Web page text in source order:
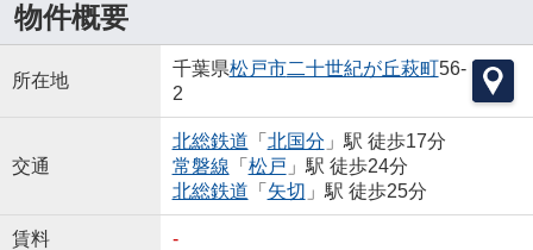
物件概要
所在地
千葉県松戸市二十世紀が丘萩町56-
2
交通
北総鉄道 「 北国分 」駅 徒歩17分
常磐線 「 松戸 」駅 徒歩24分
北総鉄道 「 矢切 」駅 徒歩25分
賃料 -